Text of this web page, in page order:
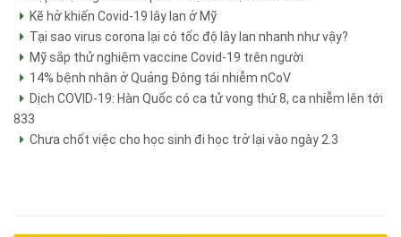
Kẽ hở khiến Covid-19 lây lan ở Mỹ
Tại sao virus corona lại có tốc độ lây lan nhanh như vậy?
Mỹ sắp thử nghiệm vaccine Covid-19 trên người
14% bệnh nhân ở Quảng Đông tái nhiễm nCoV
Dịch COVID-19: Hàn Quốc có ca tử vong thứ 8, ca nhiễm lên tới
833
Chưa chốt việc cho học sinh đi học trở lại vào ngày 2.3